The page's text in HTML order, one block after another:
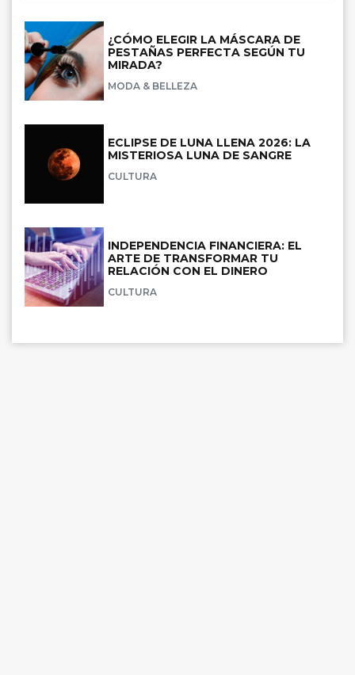
¿CÓMO ELEGIR LA MÁSCARA DE
PESTAÑAS PERFECTA SEGÚN TU
MIRADA?
MODA & BELLEZA
ECLIPSE DE LUNA LLENA 2026: LA
MISTERIOSA LUNA DE SANGRE
CULTURA
INDEPENDENCIA FINANCIERA: EL
ARTE DE TRANSFORMAR TU
RELACIÓN CON EL DINERO
CULTURA